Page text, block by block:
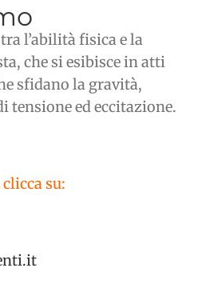
l’abilità fisica e la
che si esibisce in atti
sfidano la gravità,
tensione ed eccitazione.
su: